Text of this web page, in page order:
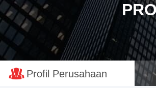
Profil Perusahaan